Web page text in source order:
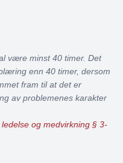
være minst 40 timer. Det
enn 40 timer, dersom
fram til at det er
av problemenes karakter
og medvirkning § 3-